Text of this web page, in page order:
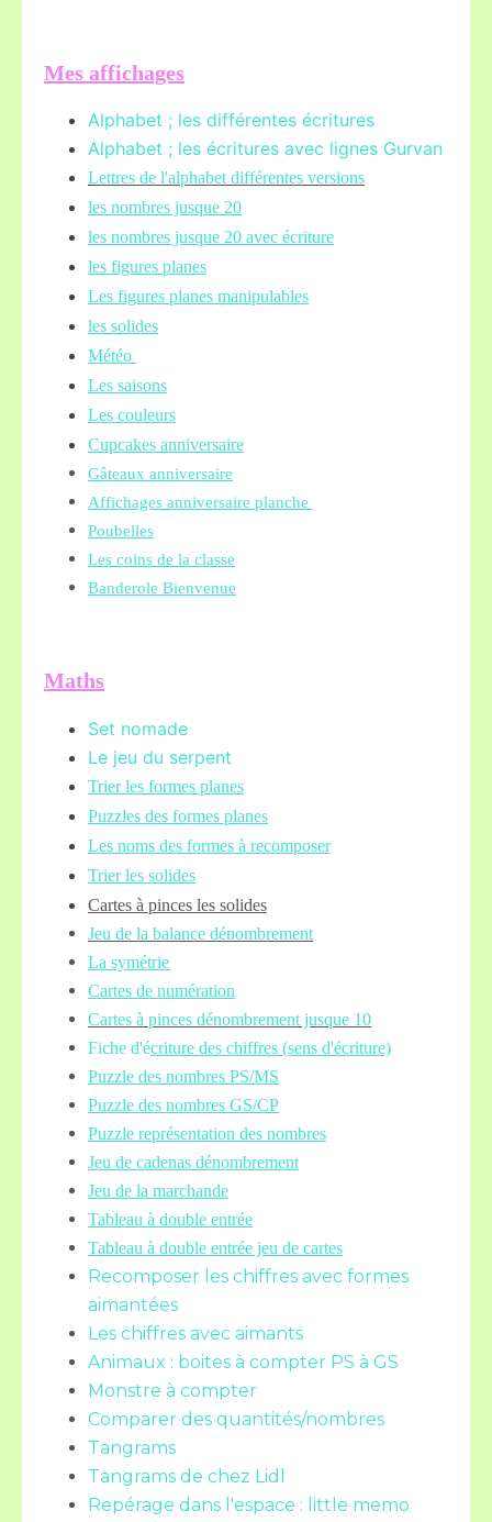
Mes affichages
Alphabet ; les différentes écritures
Alphabet ; les écritures avec lignes Gurvan
Lettres de l'alphabet différentes versions
les nombres jusque 20
les nombres jusque 20 avec écriture
les figures planes
Les figures planes manipulables
les solides
Météo
Les saisons
Les couleurs
Cupcakes anniversaire
Gâteaux anniversaire
Affichages anniversaire planche
Poubelles
Les coins de la classe
Banderole Bienvenue
Maths
Set nomade
Le jeu du serpent
Trier les formes planes
Puzzles des formes planes
Les noms des formes à recomposer
Trier les solides
Cartes à pinces les solides
Jeu de la balance dénombrement
La symétrie
Cartes de numération
Cartes à pinces dénombrement jusque 10
Fiche d'écriture des chiffres (sens d'écriture)
Puzzle des nombres PS/MS
Puzzle des nombres GS/CP
Puzzle représentation des nombres
Jeu de cadenas dénombrement
Jeu de la marchande
Tableau à double entrée
Tableau à double entrée jeu de cartes
Recomposer les chiffres avec formes
aimantées
Les chiffres avec aimants
Animaux : boites à compter PS à GS
Monstre à compter
Comparer des quantités/nombres
Tangrams
Tangrams de chez Lidl
Repérage dans l'espace : little memo